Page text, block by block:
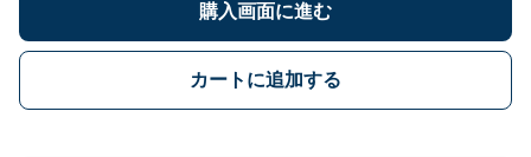
購入画面に進む
カートに追加する